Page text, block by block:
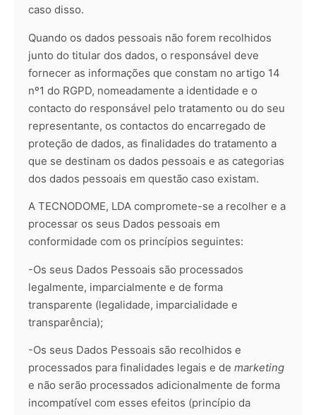
caso disso.
Quando os dados pessoais não forem recolhidos
junto do titular dos dados, o responsável deve
fornecer as informações que constam no artigo 14
nº1 do RGPD, nomeadamente a identidade e o
contacto do responsável pelo tratamento ou do seu
representante, os contactos do encarregado de
proteção de dados, as finalidades do tratamento a
que se destinam os dados pessoais e as categorias
dos dados pessoais em questão caso existam.
A TECNODOME, LDA compromete-se a recolher e a
processar os seus Dados pessoais em
conformidade com os princípios seguintes:
-Os seus Dados Pessoais são processados
legalmente, imparcialmente e de forma
transparente (legalidade, imparcialidade e
transparência);
-Os seus Dados Pessoais são recolhidos e
processados para finalidades legais e de marketing
e não serão processados adicionalmente de forma
incompatível com esses efeitos (princípio da